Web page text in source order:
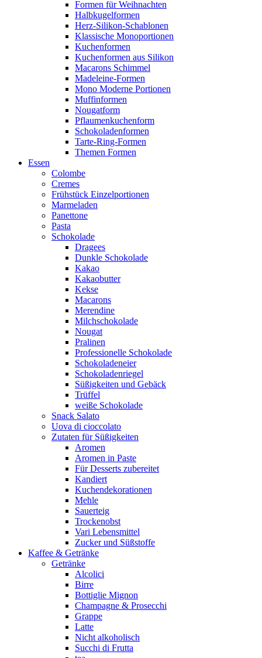
Formen für Weihnachten
Halbkugelformen
Herz-Silikon-Schablonen
Klassische Monoportionen
Kuchenformen
Kuchenformen aus Silikon
Macarons Schimmel
Madeleine-Formen
Mono Moderne Portionen
Muffinformen
Nougatform
Pflaumenkuchenform
Schokoladenformen
Tarte-Ring-Formen
Themen Formen
Essen
Colombe
Cremes
Frühstück Einzelportionen
Marmeladen
Panettone
Pasta
Schokolade
Dragees
Dunkle Schokolade
Kakao
Kakaobutter
Kekse
Macarons
Merendine
Milchschokolade
Nougat
Pralinen
Professionelle Schokolade
Schokoladeneier
Schokoladenriegel
Süßigkeiten und Gebäck
Trüffel
weiße Schokolade
Snack Salato
Uova di cioccolato
Zutaten für Süßigkeiten
Aromen
Aromen in Paste
Für Desserts zubereitet
Kandiert
Kuchendekorationen
Mehle
Sauerteig
Trockenobst
Vari Lebensmittel
Zucker und Süßstoffe
Kaffee & Getränke
Getränke
Alcolici
Birre
Bottiglie Mignon
Champagne & Prosecchi
Grappe
Latte
Nicht alkoholisch
Succhi di Frutta